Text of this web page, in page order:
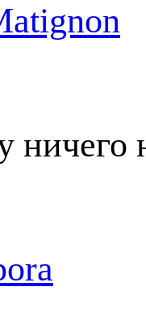
ничего